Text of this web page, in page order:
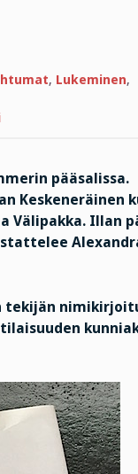
, Lukeminen,
pääsalissa.
Keskeneräinen
Välipakka. Illan